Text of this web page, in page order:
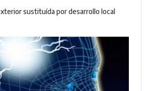
sustituída por desarrollo local